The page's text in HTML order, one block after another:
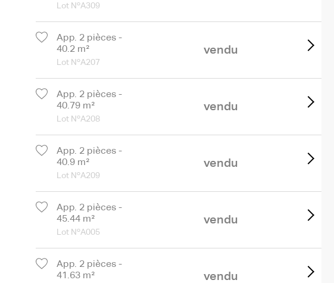
Lot NºA309
App. 2 pièces -
40.2 m²
Lot NºA207
vendu
App. 2 pièces -
40.79 m²
Lot NºA208
vendu
App. 2 pièces -
40.9 m²
Lot NºA209
vendu
App. 2 pièces -
45.44 m²
Lot NºA005
vendu
App. 2 pièces -
41.63 m²
vendu